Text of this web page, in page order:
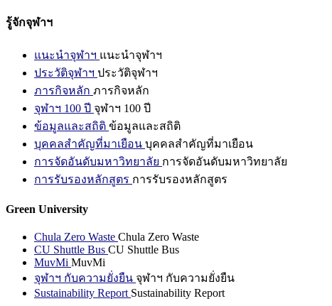
รู้จักจุฬาฯ
แนะนำจุฬาฯ แนะนำจุฬาฯ
ประวัติจุฬาฯ ประวัติจุฬาฯ
ภารกิจหลัก ภารกิจหลัก
จุฬาฯ 100 ปี จุฬาฯ 100 ปี
ข้อมูลและสถิติ ข้อมูลและสถิติ
บุคคลสำคัญที่มาเยือน บุคคลสำคัญที่มาเยือน
การจัดอันดับมหาวิทยาลัย การจัดอันดับมหาวิทยาลัย
การรับรองหลักสูตร การรับรองหลักสูตร
Green University
Chula Zero Waste Chula Zero Waste
CU Shuttle Bus CU Shuttle Bus
MuvMi MuvMi
จุฬาฯ กับความยั่งยืน จุฬาฯ กับความยั่งยืน
Sustainability Report Sustainability Report